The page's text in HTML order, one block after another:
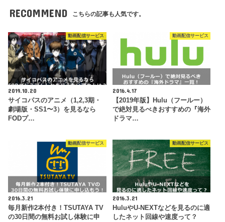
RECOMMEND こちらの記事も人気です。
動画配信サービス
2019.10.20
サイコパスのアニメ（1,2,3期・
劇場版・SS1〜3）を見るなら
FODプ…
動画配信サービス
2016.4.17
【2019年版】Hulu（フールー）
で絶対見るべきおすすめの『海外
ドラマ…
動画配信サービス
2016.3.21
毎月新作2本付き！TSUTAYA TV
の30日間の無料お試し体験に申
動画配信サービス
2016.3.21
HuluやU-NEXTなどを見るのに適
したネット回線や速度って？